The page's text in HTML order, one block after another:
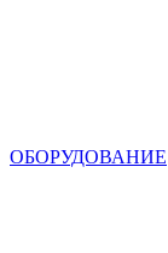
ОБОРУДОВАНИЕ